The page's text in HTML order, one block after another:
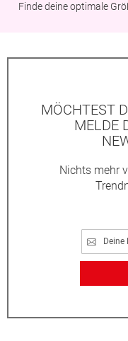
Finde deine optimale
MÖCHTEST
MELDE
Nichts mehr